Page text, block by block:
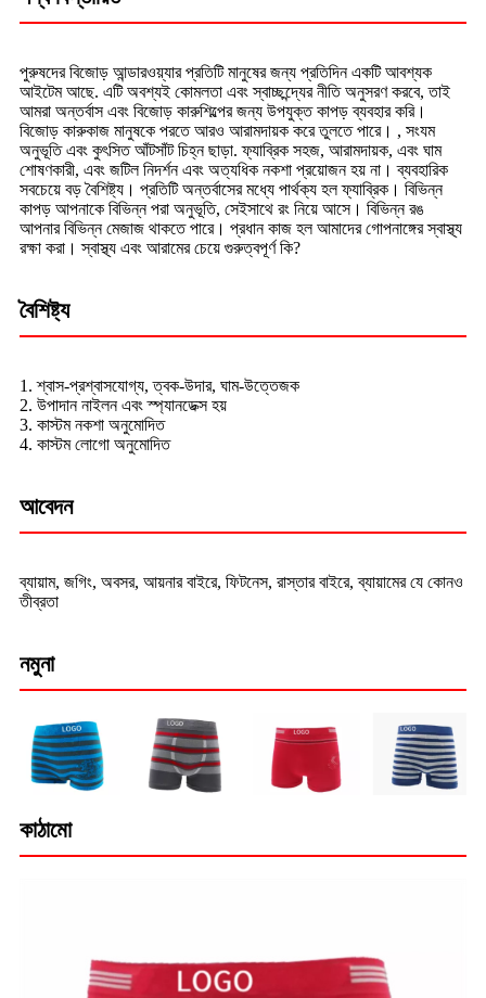
পুরুষদের বিজোড় আন্ডারওয়্যার প্রতিটি মানুষের জন্য প্রতিদিন একটি আবশ্যক
আইটেম আছে. এটি অবশ্যই কোমলতা এবং স্বাচ্ছন্দ্যের নীতি অনুসরণ করবে, তাই
আমরা অন্তর্বাস এবং বিজোড় কারুশিল্পের জন্য উপযুক্ত কাপড় ব্যবহার করি।
বিজোড় কারুকাজ মানুষকে পরতে আরও আরামদায়ক করে তুলতে পারে। , সংযম
অনুভূতি এবং কুৎসিত আঁটসাঁট চিহ্ন ছাড়া. ফ্যাব্রিক সহজ, আরামদায়ক, এবং ঘাম
শোষণকারী, এবং জটিল নিদর্শন এবং অত্যধিক নকশা প্রয়োজন হয় না। ব্যবহারিক
সবচেয়ে বড় বৈশিষ্ট্য। প্রতিটি অন্তর্বাসের মধ্যে পার্থক্য হল ফ্যাব্রিক। বিভিন্ন
কাপড় আপনাকে বিভিন্ন পরা অনুভূতি, সেইসাথে রং নিয়ে আসে। বিভিন্ন রঙ
আপনার বিভিন্ন মেজাজ থাকতে পারে। প্রধান কাজ হল আমাদের গোপনাঙ্গের স্বাস্থ্য
রক্ষা করা। স্বাস্থ্য এবং আরামের চেয়ে গুরুত্বপূর্ণ কি?
বৈশিষ্ট্য
1. শ্বাস-প্রশ্বাসযোগ্য, ত্বক-উদার, ঘাম-উত্তেজক
2. উপাদান নাইলন এবং স্প্যানডেক্স হয়
3. কাস্টম নকশা অনুমোদিত
4. কাস্টম লোগো অনুমোদিত
আবেদন
ব্যায়াম, জগিং, অবসর, আয়নার বাইরে, ফিটনেস, রাস্তার বাইরে, ব্যায়ামের যে কোনও
তীব্রতা
নমুনা
কাঠামো